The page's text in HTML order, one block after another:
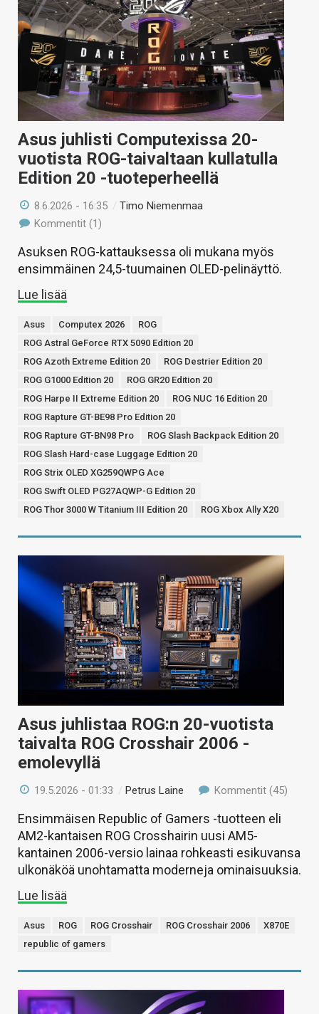
KAUPPA
VAIHDA TEEMA
HAKU
Asus juhlisti Computexissa 20-
vuotista ROG-taivaltaan kullatulla
Edition 20 -tuoteperheellä
8.6.2026 - 16:35 /Timo Niemenmaa
Kommentit (1)
Asuksen ROG-kattauksessa oli mukana myös
ensimmäinen 24,5-tuumainen OLED-pelinäyttö.
Lue lisää
Asus Computex 2026
ROG
ROG Astral GeForce RTX 5090 Edition 20
ROG Azoth Extreme Edition 20
ROG Destrier Edition 20
ROG G1000 Edition 20
ROG GR20 Edition 20
ROG Harpe II Extreme Edition 20
ROG NUC 16 Edition 20
ROG Rapture GT-BE98 Pro Edition 20
ROG Rapture GT-BN98 Pro
ROG Slash Backpack Edition 20
ROG Slash Hard-case Luggage Edition 20
ROG Strix OLED XG259QWPG Ace
ROG Swift OLED PG27AQWP-G Edition 20
ROG Thor 3000 W Titanium III Edition 20
ROG Xbox Ally X20
Asus juhlistaa ROG:n 20-vuotista
taivalta ROG Crosshair 2006 -
emolevyllä
19.5.2026 - 01:33 /Petrus Laine Kommentit (45)
Ensimmäisen Republic of Gamers -tuotteen eli
AM2-kantaisen ROG Crosshairin uusi AM5-
kantainen 2006-versio lainaa rohkeasti esikuvansa
ulkonäköä unohtamatta moderneja ominaisuuksia.
Lue lisää
Asus ROG ROG Crosshair ROG Crosshair 2006
X870E
republic of gamers